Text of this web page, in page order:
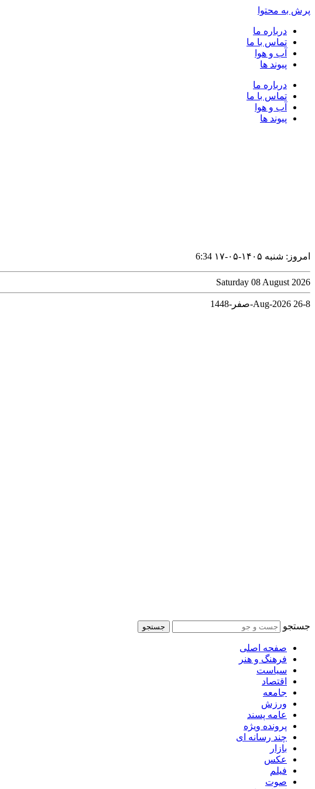
پرش به محتوا
درباره ما
تماس با ما
آب و هوا
پیوند ها
درباره ما
تماس با ما
آب و هوا
پیوند ها
امروز: شنبه ۱۴۰۵-۰۵-۱۷ 6:34
Saturday 08 August 2026
8-Aug-2026 26-صفر-1448
جستجو جستجو
صفحه اصلی
فرهنگ و هنر
سیاست
اقتصاد
جامعه
ورزش
عامه پسند
پرونده ویژه
چند رسانه ای
بازار
عکس
فیلم
صوت